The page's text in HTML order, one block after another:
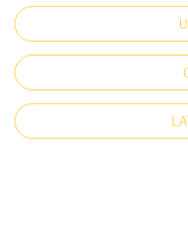
Herausnehmbare,
Energieabsorbierende
Außensohle
Zehenkappe aus